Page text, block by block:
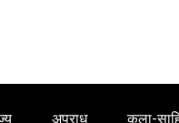
अपराध कला-